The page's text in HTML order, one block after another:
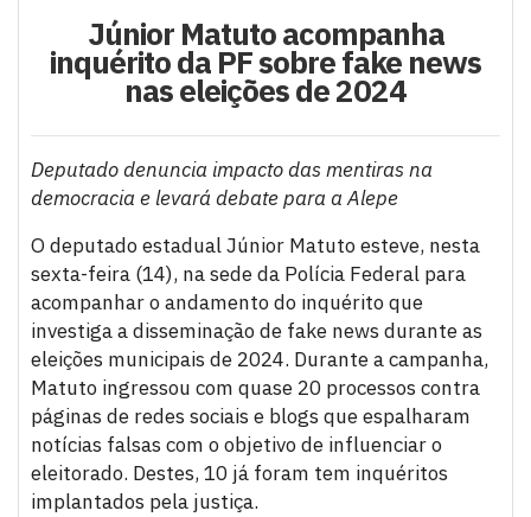
Júnior Matuto acompanha
inquérito da PF sobre fake news
nas eleições de 2024
Deputado denuncia impacto das mentiras na
democracia e levará debate para a Alepe
O deputado estadual Júnior Matuto esteve, nesta
sexta-feira (14), na sede da Polícia Federal para
acompanhar o andamento do inquérito que
investiga a disseminação de fake news durante as
eleições municipais de 2024. Durante a campanha,
Matuto ingressou com quase 20 processos contra
páginas de redes sociais e blogs que espalharam
notícias falsas com o objetivo de influenciar o
eleitorado. Destes, 10 já foram tem inquéritos
implantados pela justiça.